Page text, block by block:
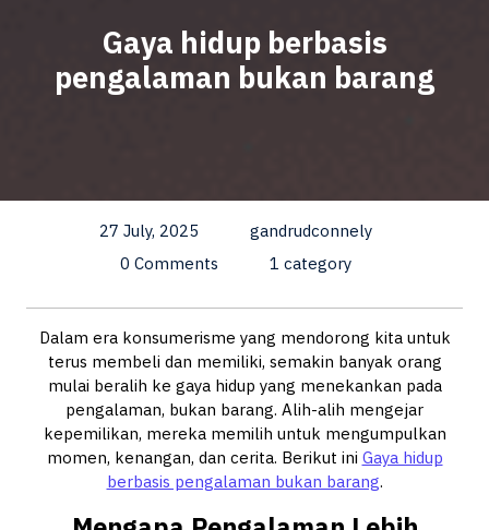
Gaya hidup berbasis
pengalaman bukan barang
27 July, 2025
gandrudconnely
0 Comments
1 category
Dalam era konsumerisme yang mendorong kita untuk
terus membeli dan memiliki, semakin banyak orang
mulai beralih ke gaya hidup yang menekankan pada
pengalaman, bukan barang. Alih-alih mengejar
kepemilikan, mereka memilih untuk mengumpulkan
momen, kenangan, dan cerita. Berikut ini Gaya hidup
berbasis pengalaman bukan barang.